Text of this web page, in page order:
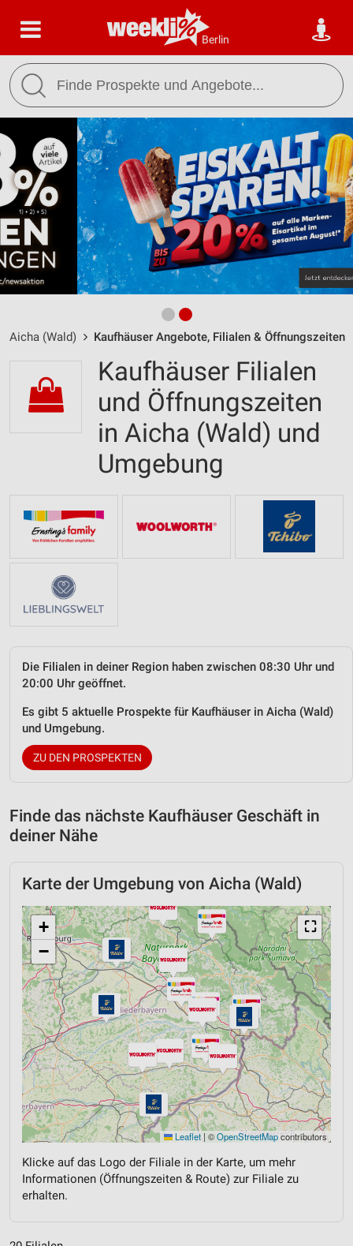
Berlin
Aicha (Wald) Kaufhäuser Angebote, Filialen & Öffnungszeiten
Kaufhäuser Filialen
und Öffnungszeiten
in Aicha (Wald) und
Umgebung
Die Filialen in deiner Region haben zwischen 08:30 Uhr und
20:00 Uhr geöffnet.
Es gibt 5 aktuelle Prospekte für Kaufhäuser in Aicha (Wald)
und Umgebung.
ZU DEN PROSPEKTEN
Finde das nächste Kaufhäuser Geschäft in
deiner Nähe
Karte der Umgebung von Aicha (Wald)
⛶
+
−
Leaflet | ©OpenStreetMapcontributors
Klicke auf das Logo der Filiale in der Karte, um mehr
Informationen (Öffnungszeiten & Route) zur Filiale zu
erhalten.